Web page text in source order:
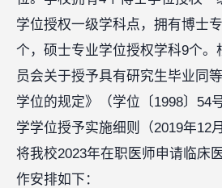
学位授权一级学科点，拥有博士
个，硕士专业学位授权学科9个。
员会关于授予具有研究生毕业同
学位的规定》（学位〔1998〕54
学学位授予实施细则（2019年12
将我校2023年在职医师申请临床
作安排如下：